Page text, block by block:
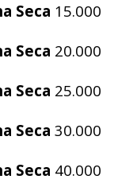
Seca 15.000
Seca 20.000
Seca 25.000
Seca 30.000
Seca 40.000